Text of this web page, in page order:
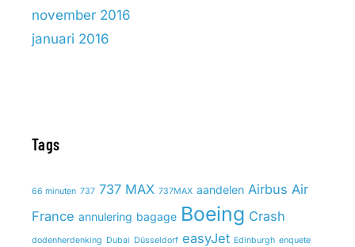
november 2016
januari 2016
Tags
66 minuten 737 737 MAX 737MAX aandelen Airbus Air
France annulering bagage Boeing Crash
dodenherdenking Dubai Düsseldorf easyJet Edinburgh enquete